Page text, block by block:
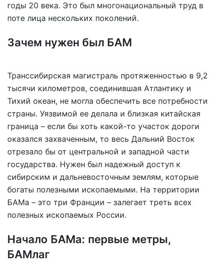
годы 20 века. Это был многонациональный труд в
поте лица нескольких поколений.
Зачем нужен был БАМ
Транссибирская магистраль протяженностью в 9,2
тысячи километров, соединившая Атлантику и
Тихий океан, не могла обеспечить все потребности
страны. Уязвимой ее делала и близкая китайская
граница – если бы хоть какой-то участок дороги
оказался захваченным, то весь Дальний Восток
отрезало бы от центральной и западной части
государства. Нужен был надежный доступ к
сибирским и дальневосточным землям, которые
богаты полезными ископаемыми. На территории
БАМа – это три Франции – залегает треть всех
полезных ископаемых России.
Начало БАМа: первые метры,
БАМлаг